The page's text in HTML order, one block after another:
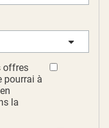
offres
pourrai à
la